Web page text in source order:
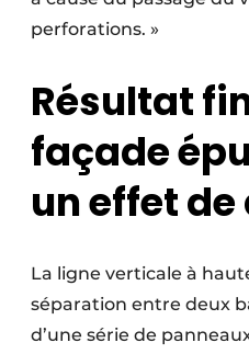
perforations. »
Résultat
façade
un effet
La ligne verticale à
séparation entre deux
d’une série de